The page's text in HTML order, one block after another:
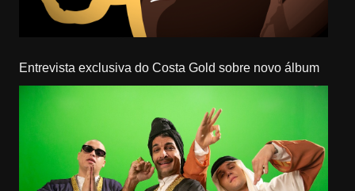
Entrevista exclusiva do Costa Gold sobre novo álbum